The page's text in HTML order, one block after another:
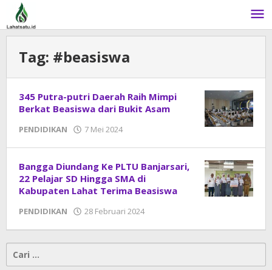
Lewati
konten
Tag: #beasiswa
345 Putra-putri Daerah Raih Mimpi
Berkat Beasiswa dari Bukit Asam
PENDIDIKAN 7 Mei 2024
Bangga Diundang Ke PLTU Banjarsari,
22 Pelajar SD Hingga SMA di
Kabupaten Lahat Terima Beasiswa
PENDIDIKAN 28 Februari 2024
Cari
untuk: